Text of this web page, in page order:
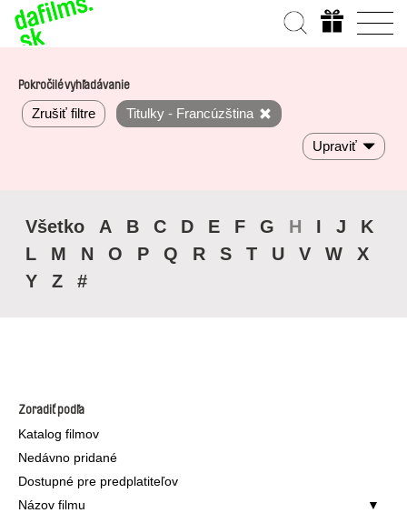
Pokročilé vyhľadávanie
Zrušiť filtre Titulky - Francúzština
Upraviť
Všetko A B C D E F G H I J
K
L
M N O P Q R S T U V W
X
Y
Z #
Zoradiť podľa
Katalog filmov
Nedávno pridané
Dostupné pre predplatiteľov
Názov filmu